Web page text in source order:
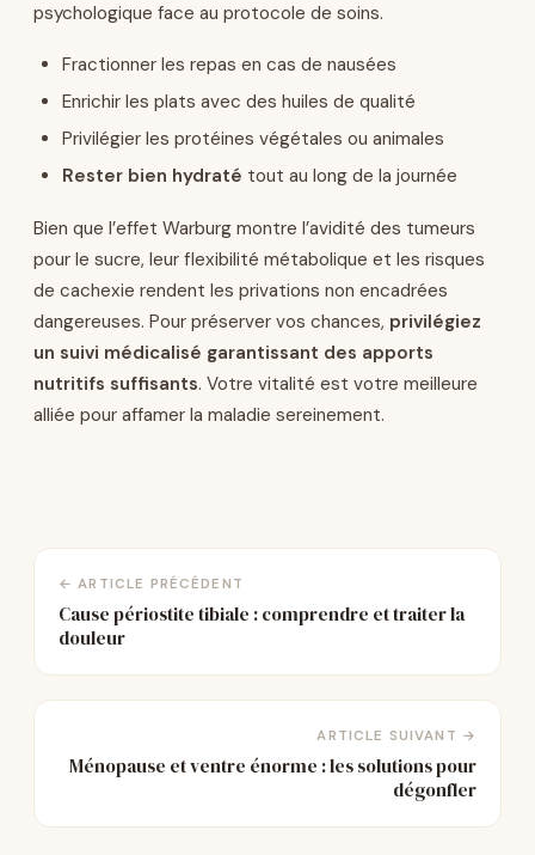
psychologique face au protocole de soins.
Fractionner les repas en cas de nausées
Enrichir les plats avec des huiles de qualité
Privilégier les protéines végétales ou animales
Rester bien hydraté tout au long de la journée
Bien que l’effet Warburg montre l’avidité des tumeurs
pour le sucre, leur flexibilité métabolique et les risques
de cachexie rendent les privations non encadrées
dangereuses. Pour préserver vos chances, privilégiez
un suivi médicalisé garantissant des apports
nutritifs suffisants. Votre vitalité est votre meilleure
alliée pour affamer la maladie sereinement.
← ARTICLE PRÉCÉDENT
Cause périostite tibiale : comprendre et traiter la
douleur
ARTICLE SUIVANT →
Ménopause et ventre énorme : les solutions pour
dégonfler